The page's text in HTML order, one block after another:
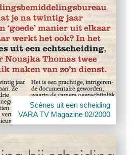
Scènes uit een scheiding
VARA TV Magazine 02/2000